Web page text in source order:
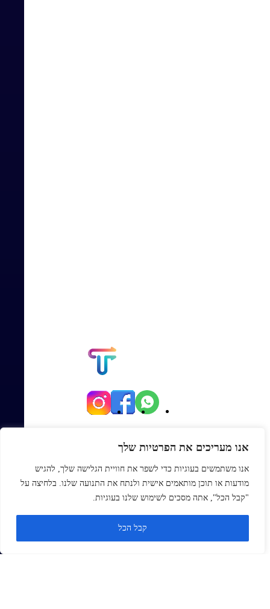
אנו מעריכים את הפרטיות שלך
אנו משתמשים בעוגיות כדי לשפר את חוויית הגלישה שלך, להגיש
מודעות או תוכן מותאמים אישית ולנתח את התנועה שלנו. בלחיצה על
"קבל הכל", אתה מסכים לשימוש שלנו בעוגיות.
קבל הכל
Office@topmexp.co.il
0723941168
ראשי
בלוג